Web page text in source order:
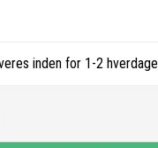
inden for 1-2 hverdage